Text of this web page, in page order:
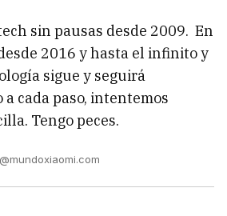
sin pausas desde 2009. En
2016 y hasta el infinito y
sigue y seguirá
cada paso, intentemos
Tengo peces.